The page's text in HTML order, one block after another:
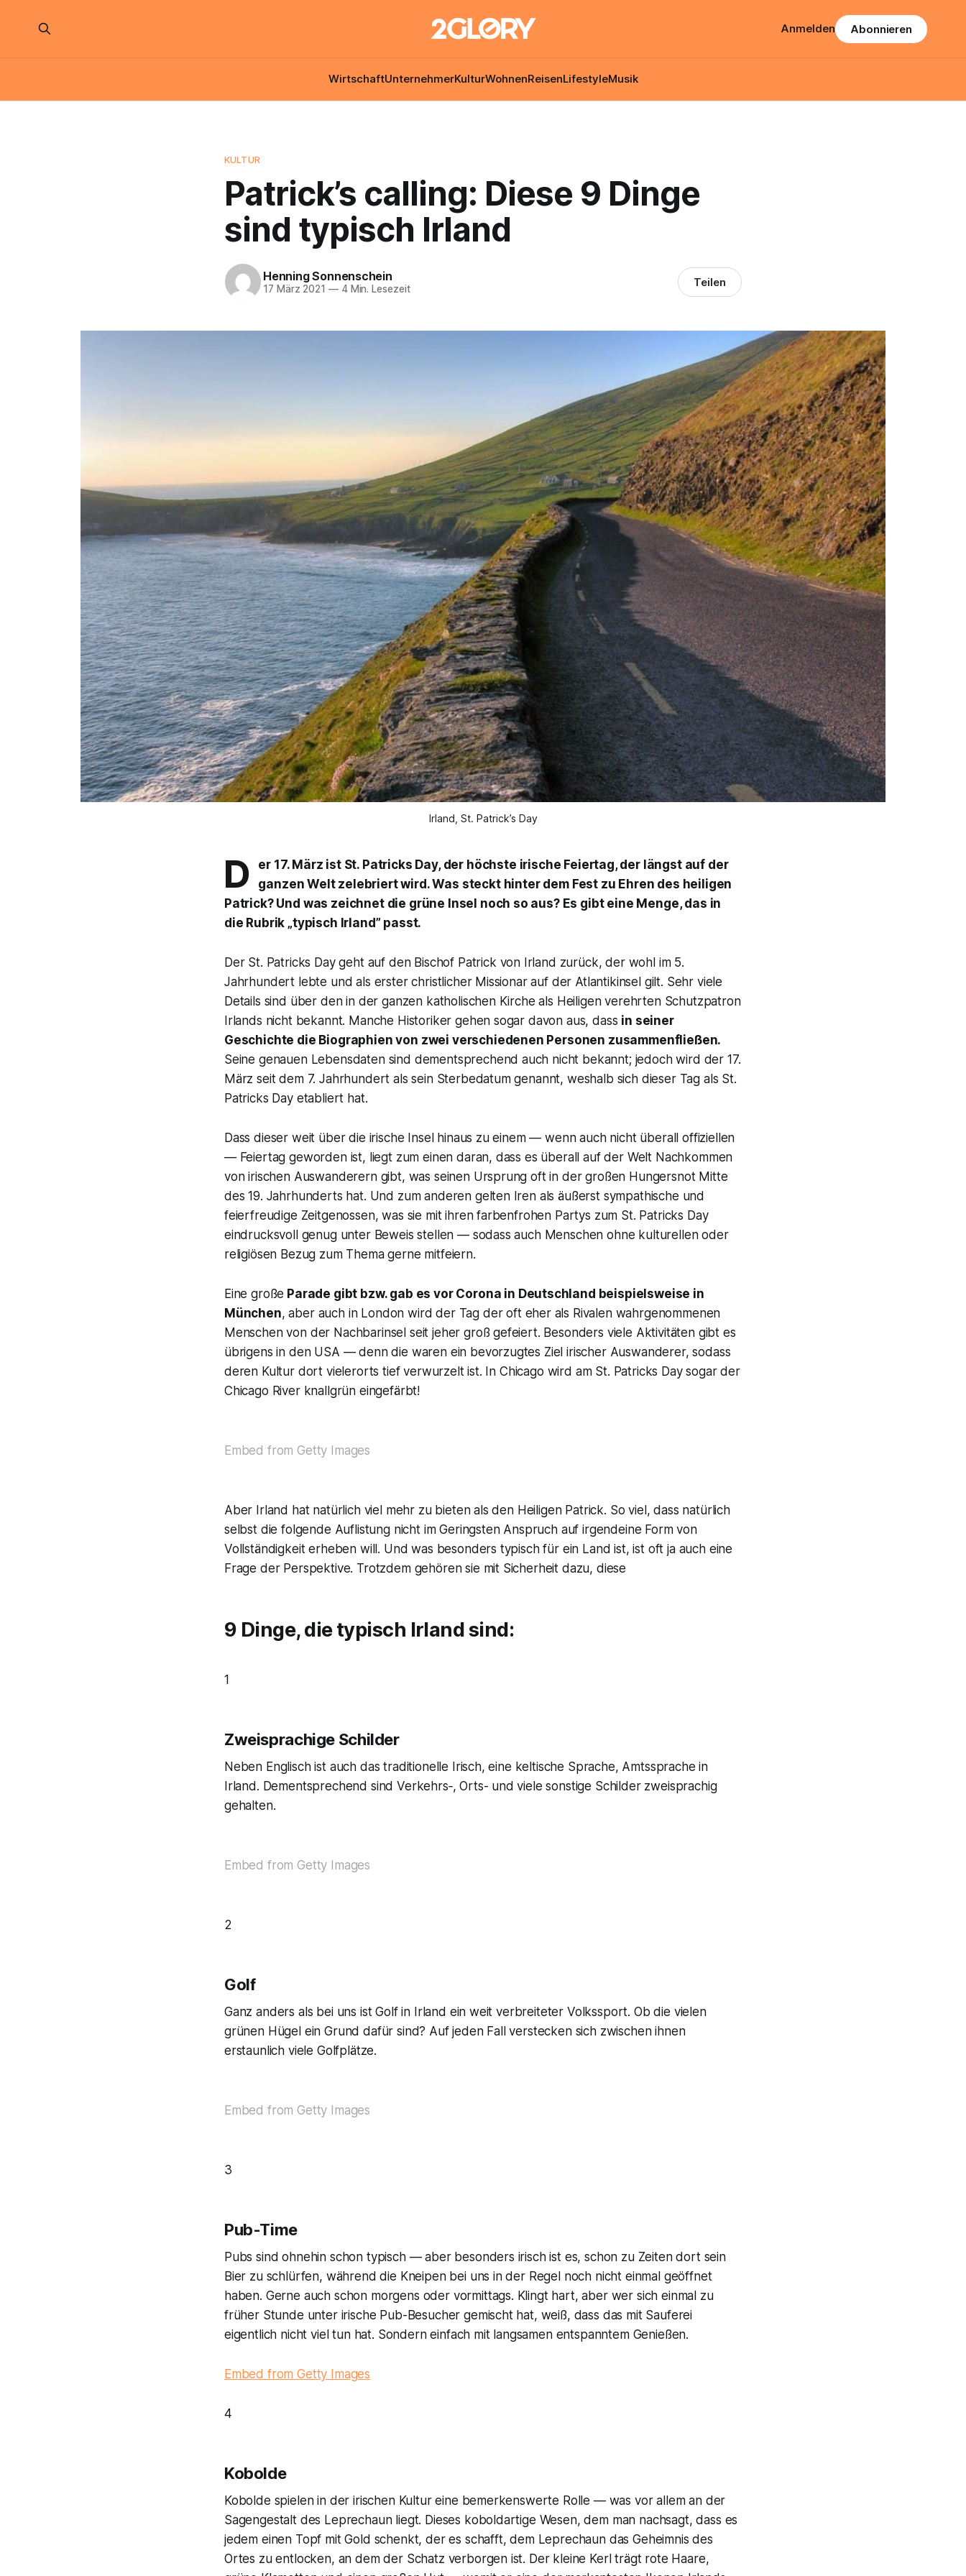
WirtschaftUnternehmerKulturWohnenReisenLifestyleMusik
Anmelden Abonnieren
KULTUR
Patrick’s calling: Diese 9 Dinge
sind typisch Irland
Henning Sonnenschein
17 März 2021 —4 Min. Lesezeit Teilen
Irland, St. Patrick’s Day
D
er 17. März ist St. Patricks Day, der höchste irische Feiertag, der längst auf der
ganzen Welt zelebriert wird. Was steckt hinter dem Fest zu Ehren des heiligen
Patrick? Und was zeichnet die grüne Insel noch so aus? Es gibt eine Menge, das in
die Rubrik „typisch Irland” passt.
Der St. Patricks Day geht auf den Bischof Patrick von Irland zurück, der wohl im 5.
Jahrhundert lebte und als erster christlicher Missionar auf der Atlantikinsel gilt. Sehr viele
Details sind über den in der ganzen katholischen Kirche als Heiligen verehrten Schutzpatron
Irlands nicht bekannt. Manche Historiker gehen sogar davon aus, dass in seiner
Geschichte die Biographien von zwei verschiedenen Personen zusammenfließen.
Seine genauen Lebensdaten sind dementsprechend auch nicht bekannt; jedoch wird der 17.
März seit dem 7. Jahrhundert als sein Sterbedatum genannt, weshalb sich dieser Tag als St.
Patricks Day etabliert hat.
Dass dieser weit über die irische Insel hinaus zu einem — wenn auch nicht überall offiziellen
— Feiertag geworden ist, liegt zum einen daran, dass es überall auf der Welt Nachkommen
von irischen Auswanderern gibt, was seinen Ursprung oft in der großen Hungersnot Mitte
des 19. Jahrhunderts hat. Und zum anderen gelten Iren als äußerst sympathische und
feierfreudige Zeitgenossen, was sie mit ihren farbenfrohen Partys zum St. Patricks Day
eindrucksvoll genug unter Beweis stellen — sodass auch Menschen ohne kulturellen oder
religiösen Bezug zum Thema gerne mitfeiern.
Eine große Parade gibt bzw. gab es vor Corona in Deutschland beispielsweise in
München, aber auch in London wird der Tag der oft eher als Rivalen wahrgenommenen
Menschen von der Nachbarinsel seit jeher groß gefeiert. Besonders viele Aktivitäten gibt es
übrigens in den USA — denn die waren ein bevorzugtes Ziel irischer Auswanderer, sodass
deren Kultur dort vielerorts tief verwurzelt ist. In Chicago wird am St. Patricks Day sogar der
Chicago River knallgrün eingefärbt!
Embed from Getty Images
Aber Irland hat natürlich viel mehr zu bieten als den Heiligen Patrick. So viel, dass natürlich
selbst die folgende Auflistung nicht im Geringsten Anspruch auf irgendeine Form von
Vollständigkeit erheben will. Und was besonders typisch für ein Land ist, ist oft ja auch eine
Frage der Perspektive. Trotzdem gehören sie mit Sicherheit dazu, diese
9 Dinge, die typisch Irland sind:
1
Zweisprachige Schilder
Neben Englisch ist auch das traditionelle Irisch, eine keltische Sprache, Amtssprache in
Irland. Dementsprechend sind Verkehrs‑, Orts- und viele sonstige Schilder zweisprachig
gehalten.
Embed from Getty Images
2
Golf
Ganz anders als bei uns ist Golf in Irland ein weit verbreiteter Volkssport. Ob die vielen
grünen Hügel ein Grund dafür sind? Auf jeden Fall verstecken sich zwischen ihnen
erstaunlich viele Golfplätze.
Embed from Getty Images
3
Pub-Time
Pubs sind ohnehin schon typisch — aber besonders irisch ist es, schon zu Zeiten dort sein
Bier zu schlürfen, während die Kneipen bei uns in der Regel noch nicht einmal geöffnet
haben. Gerne auch schon morgens oder vormittags. Klingt hart, aber wer sich einmal zu
früher Stunde unter irische Pub-Besucher gemischt hat, weiß, dass das mit Sauferei
eigentlich nicht viel tun hat. Sondern einfach mit langsamen entspanntem Genießen.
Embed from Getty Images
4
Kobolde
Kobolde spielen in der irischen Kultur eine bemerkenswerte Rolle — was vor allem an der
Sagengestalt des Leprechaun liegt. Dieses koboldartige Wesen, dem man nachsagt, dass es
jedem einen Topf mit Gold schenkt, der es schafft, dem Leprechaun das Geheimnis des
Ortes zu entlocken, an dem der Schatz verborgen ist. Der kleine Kerl trägt rote Haare,